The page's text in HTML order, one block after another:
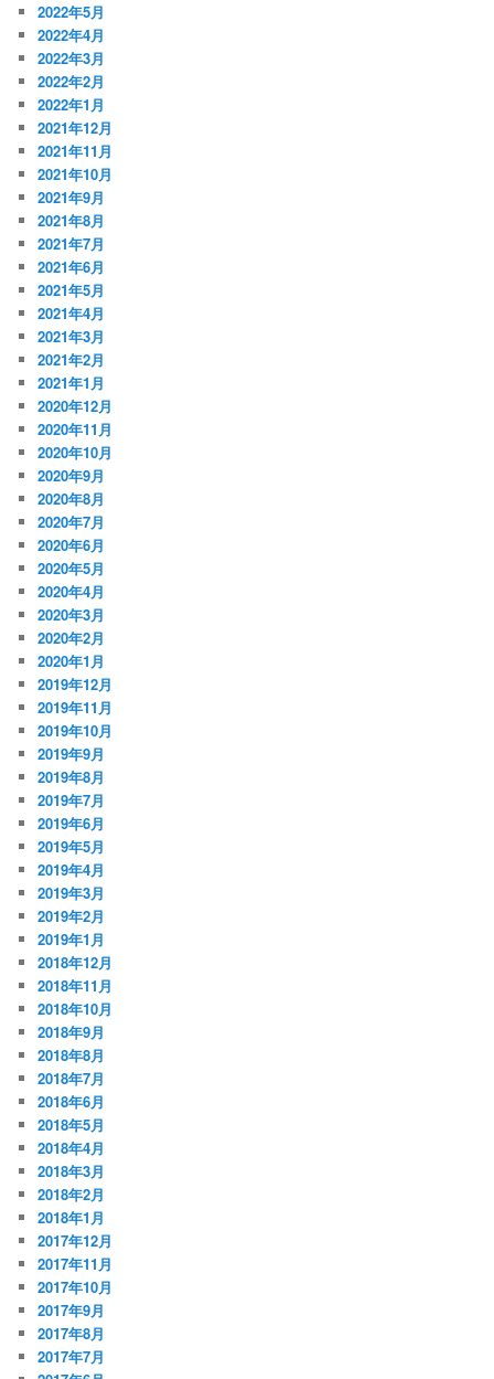
2022年5月
2022年4月
2022年3月
2022年2月
2022年1月
2021年12月
2021年11月
2021年10月
2021年9月
2021年8月
2021年7月
2021年6月
2021年5月
2021年4月
2021年3月
2021年2月
2021年1月
2020年12月
2020年11月
2020年10月
2020年9月
2020年8月
2020年7月
2020年6月
2020年5月
2020年4月
2020年3月
2020年2月
2020年1月
2019年12月
2019年11月
2019年10月
2019年9月
2019年8月
2019年7月
2019年6月
2019年5月
2019年4月
2019年3月
2019年2月
2019年1月
2018年12月
2018年11月
2018年10月
2018年9月
2018年8月
2018年7月
2018年6月
2018年5月
2018年4月
2018年3月
2018年2月
2018年1月
2017年12月
2017年11月
2017年10月
2017年9月
2017年8月
2017年7月